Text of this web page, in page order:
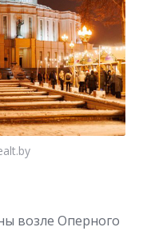
возле Оперного